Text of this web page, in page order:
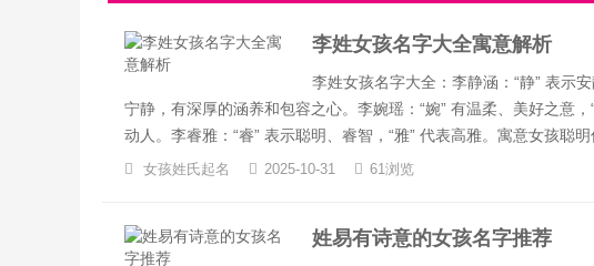
李姓女孩名字大全寓意解析
李姓女孩名字大全：李静涵：“静” 表示
宁静，有深厚的涵养和包容之心。李婉瑶：“婉” 有温柔、美好之意
动人。李睿雅：“睿” 表示聪明、睿智，“雅” 代表高雅。寓意女孩聪
女孩姓氏起名 2025-10-31 61浏览
姓易有诗意的女孩名字推荐